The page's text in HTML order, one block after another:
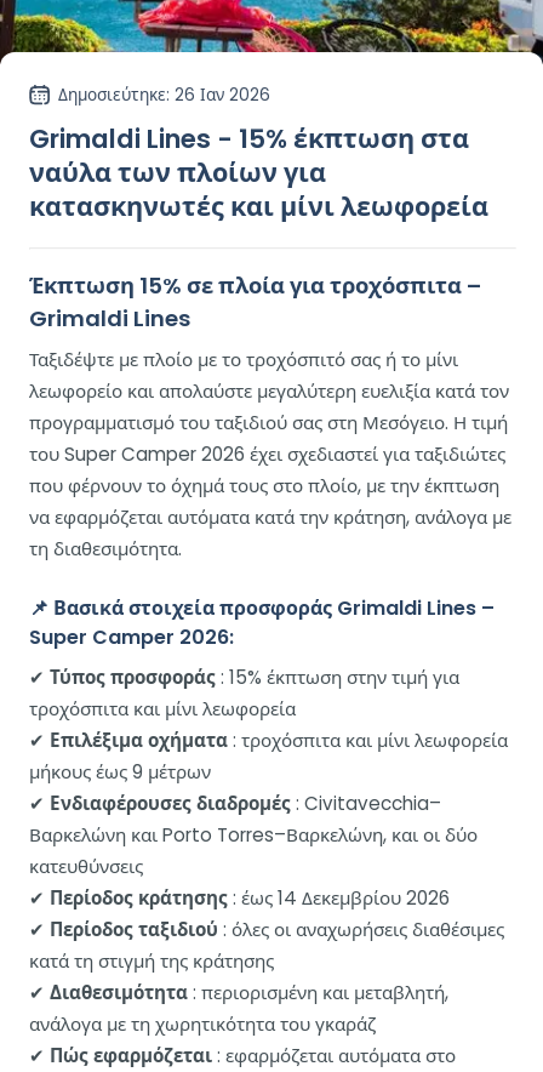
Δημοσιεύτηκε: 26 Ιαν 2026
Grimaldi Lines - 15% έκπτωση στα
ναύλα των πλοίων για
κατασκηνωτές και μίνι λεωφορεία
Έκπτωση 15% σε πλοία για τροχόσπιτα –
Grimaldi Lines
Ταξιδέψτε με πλοίο με το τροχόσπιτό σας ή το μίνι
λεωφορείο και απολαύστε μεγαλύτερη ευελιξία κατά τον
προγραμματισμό του ταξιδιού σας στη Μεσόγειο. Η τιμή
του Super Camper 2026 έχει σχεδιαστεί για ταξιδιώτες
που φέρνουν το όχημά τους στο πλοίο, με την έκπτωση
να εφαρμόζεται αυτόματα κατά την κράτηση, ανάλογα με
τη διαθεσιμότητα.
📌 Βασικά στοιχεία προσφοράς Grimaldi Lines –
Super Camper 2026:
✔ Τύπος προσφοράς: 15% έκπτωση στην τιμή για
τροχόσπιτα και μίνι λεωφορεία
✔ Επιλέξιμα οχήματα: τροχόσπιτα και μίνι λεωφορεία
μήκους έως 9 μέτρων
✔ Ενδιαφέρουσες διαδρομές: Civitavecchia–
Βαρκελώνη και Porto Torres–Βαρκελώνη, και οι δύο
κατευθύνσεις
✔ Περίοδος κράτησης: έως 14 Δεκεμβρίου 2026
✔ Περίοδος ταξιδιού : όλες οι αναχωρήσεις διαθέσιμες
κατά τη στιγμή της κράτησης
✔ Διαθεσιμότητα: περιορισμένη και μεταβλητή,
ανάλογα με τη χωρητικότητα του γκαράζ
✔ Πώς εφαρμόζεται: εφαρμόζεται αυτόματα στο